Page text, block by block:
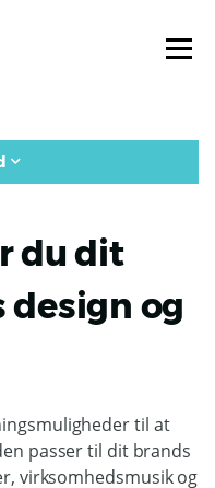
du dit
og
til at
passer til dit brands
virksomhedsmusik og